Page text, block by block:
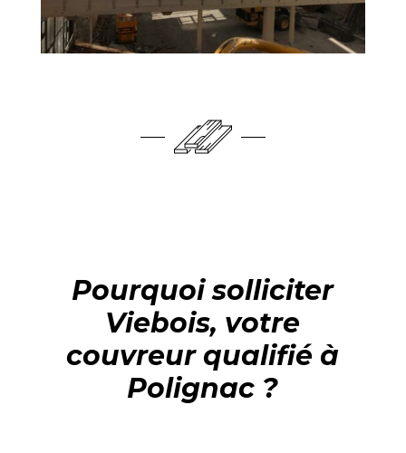
Pourquoi solliciter
Viebois, votre
couvreur qualifié à
Polignac ?